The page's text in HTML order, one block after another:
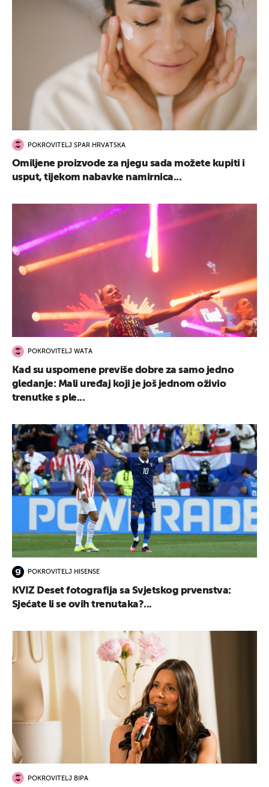
POKROVITELJ SPAR HRVATSKA
Omiljene proizvode za njegu sada možete kupiti i
usput, tijekom nabavke namirnica...
POKROVITELJ WATA
Kad su uspomene previše dobre za samo jedno
gledanje: Mali uređaj koji je još jednom oživio
trenutke s ple...
POKROVITELJ HISENSE
KVIZ Deset fotografija sa Svjetskog prvenstva:
Sjećate li se ovih trenutaka?...
POKROVITELJ BIPA